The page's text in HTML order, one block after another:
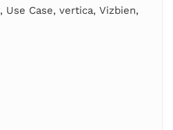
, Use Case, vertica, Vizbien,